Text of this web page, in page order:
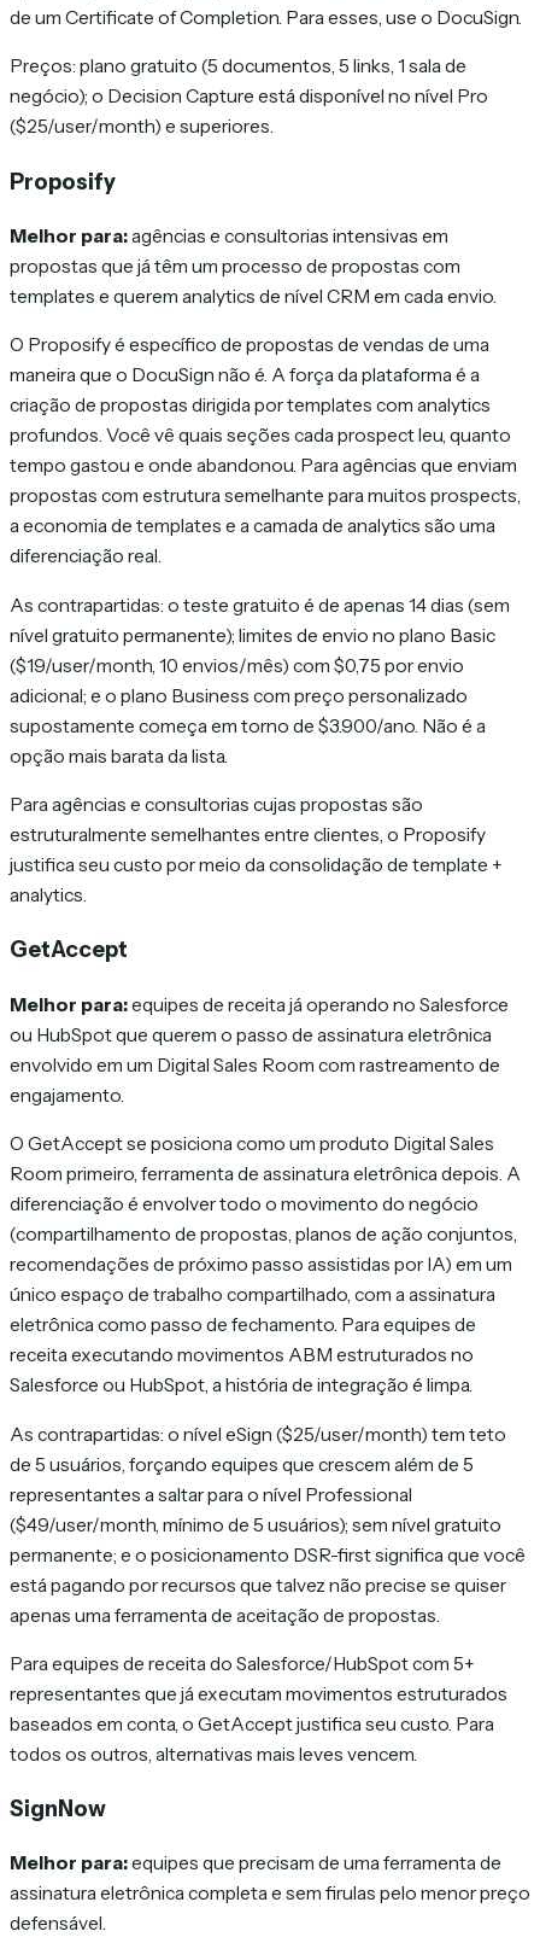
de um Certificate of Completion. Para esses, use o DocuSign.
Preços: plano gratuito (5 documentos, 5 links, 1 sala de
negócio); o Decision Capture está disponível no nível Pro
($25/user/month) e superiores.
Proposify
Melhor para:agências e consultorias intensivas em
propostas que já têm um processo de propostas com
templates e querem analytics de nível CRM em cada envio.
O Proposify é específico de propostas de vendas de uma
maneira que o DocuSign não é. A força da plataforma é a
criação de propostas dirigida por templates com analytics
profundos. Você vê quais seções cada prospect leu, quanto
tempo gastou e onde abandonou. Para agências que enviam
propostas com estrutura semelhante para muitos prospects,
a economia de templates e a camada de analytics são uma
diferenciação real.
As contrapartidas: o teste gratuito é de apenas 14 dias (sem
nível gratuito permanente); limites de envio no plano Basic
($19/user/month, 10 envios/mês) com $0,75 por envio
adicional; e o plano Business com preço personalizado
supostamente começa em torno de $3.900/ano. Não é a
opção mais barata da lista.
Para agências e consultorias cujas propostas são
estruturalmente semelhantes entre clientes, o Proposify
justifica seu custo por meio da consolidação de template +
analytics.
GetAccept
Melhor para:equipes de receita já operando no Salesforce
ou HubSpot que querem o passo de assinatura eletrônica
envolvido em um Digital Sales Room com rastreamento de
engajamento.
O GetAccept se posiciona como um produto Digital Sales
Room primeiro, ferramenta de assinatura eletrônica depois. A
diferenciação é envolver todo o movimento do negócio
(compartilhamento de propostas, planos de ação conjuntos,
recomendações de próximo passo assistidas por IA) em um
único espaço de trabalho compartilhado, com a assinatura
eletrônica como passo de fechamento. Para equipes de
receita executando movimentos ABM estruturados no
Salesforce ou HubSpot, a história de integração é limpa.
As contrapartidas: o nível eSign ($25/user/month) tem teto
de 5 usuários, forçando equipes que crescem além de 5
representantes a saltar para o nível Professional
($49/user/month, mínimo de 5 usuários); sem nível gratuito
permanente; e o posicionamento DSR-first significa que você
está pagando por recursos que talvez não precise se quiser
apenas uma ferramenta de aceitação de propostas.
Para equipes de receita do Salesforce/HubSpot com 5+
representantes que já executam movimentos estruturados
baseados em conta, o GetAccept justifica seu custo. Para
todos os outros, alternativas mais leves vencem.
SignNow
Melhor para:equipes que precisam de uma ferramenta de
assinatura eletrônica completa e sem firulas pelo menor preço
defensável.